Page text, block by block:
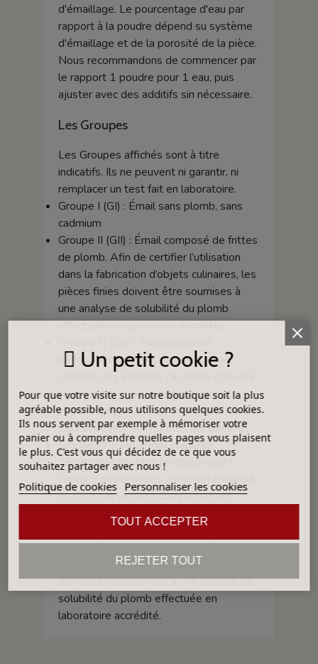
d'émaillage. Le pourcentage d'eau par
rapport à la poudre dépend su système
d'émaillage et de la porosité de la pièce.
Nous recommandons de commencer par
le rapport 1 poudre pour 1 eau, puis
ajuster avec des additifs sin nécessaire.
Les Groupes
Les Groupes affichés sont à titre
indicatifs. Ils ne peuvent ni garantir, ni
remplacer un test fait en laboratoire.
Groupe I (GI) : Émail sans plomb, sans
cadmium
Groupe II (GII) : Émail composé de frittes
de plomb. Afin de certifier l’utilisation
dans la fabrication d’objets culinaires, les
pièces finies doivent être soumises à
une analyse de solubilité du plomb
effectuée en laboratoire accrédité.
déconseillé pour les pièces pouvant
contenir des aliments car l’effet craquelé
ne rend pas la pièce complètement
imperméable - Fritte composée avec un
taux supérieur aux normes alimentaires.
Groupe IV (GIV): Émail craquelé,
déconseillé pour les pièces pouvant
contenir des aliments car l’effet craquelé
ne rend pas la pièce complètement
imperméable - Contient un pigment
encapsulé contenant du Cadmium - Afin
de certifier l’utilisation dans la fabrication
d’objets culinaires, les pièces finies
doivent être soumises à une analyse de
solubilité du plomb effectuée en
laboratoire accrédité.
Un petit cookie ?
Pour que votre visite sur notre boutique soit la plus
agréable possible, nous utilisons quelques cookies.
Ils nous servent par exemple à mémoriser votre
panier ou à comprendre quelles pages vous plaisent
le plus. C'est vous qui décidez de ce que vous
souhaitez partager avec nous !
Politique de cookies Personnaliser les cookies
REJETER TOUT
TOUT ACCEPTER